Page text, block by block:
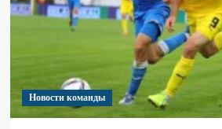
Новости команды